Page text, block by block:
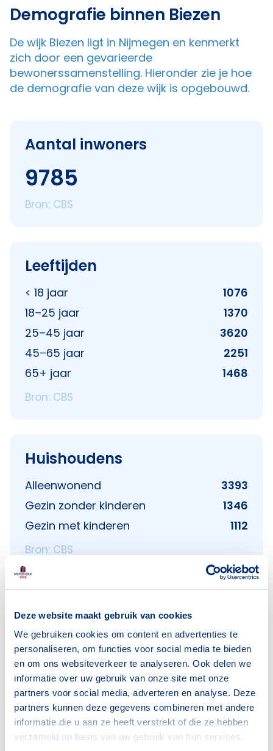
Deze website maakt gebruik van cookies
We gebruiken cookies om content en advertenties te
personaliseren, om functies voor social media te bieden
en om ons websiteverkeer te analyseren. Ook delen we
informatie over uw gebruik van onze site met onze
partners voor social media, adverteren en analyse. Deze
partners kunnen deze gegevens combineren met andere
informatie die u aan ze heeft verstrekt of die ze hebben
verzameld op basis van uw gebruik van hun services.
Demografie binnen Biezen
De wijk Biezen ligt in Nijmegen en kenmerkt
zich door een gevarieerde
bewonerssamenstelling. Hieronder zie je hoe
de demografie van deze wijk is opgebouwd.
Aantal inwoners
9785
Bron: CBS
Leeftijden
< 18 jaar
1076
18–25 jaar
1370
25–45 jaar
3620
45–65 jaar
2251
65+ jaar
1468
Bron: CBS
Huishoudens
Alleenwonend
3393
Gezin zonder kinderen
1346
Gezin met kinderen
1112
Bron: CBS
Voorzieningen in Biezen
Deze wijk heeft het allemaal voor je. Zo vind je
er: